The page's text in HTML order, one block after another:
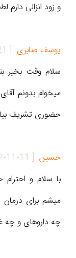
و زود انزالی دارم
یوسف صابری [
سلام وقت بخیر
میخوام بدونم
حضوری تشریف
حسین [
11-11
با سلام و
میشم برای درمان
چه داروهای و